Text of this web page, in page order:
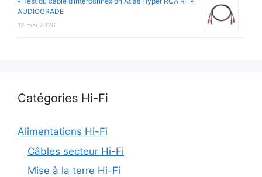
AUDIOGRADE
12 mai 2026
Catégories Hi-Fi
Alimentations Hi-Fi
Câbles secteur Hi-Fi
Mise à la terre Hi-Fi